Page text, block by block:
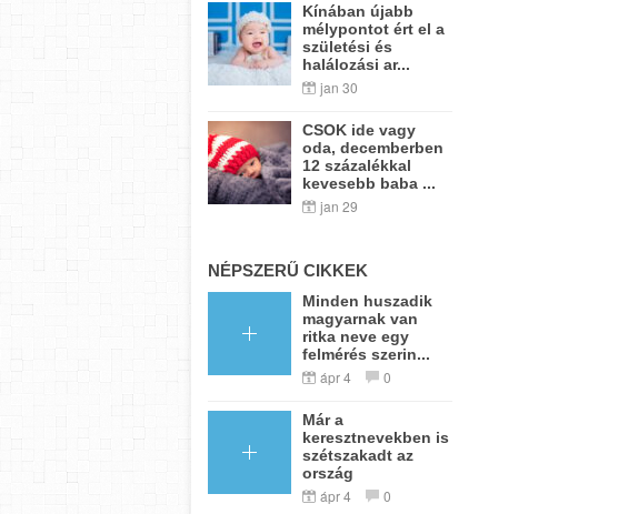
Kínában újabb
mélypontot ért el a
születési és
halálozási ar...
jan 30
CSOK ide vagy
oda, decemberben
12 százalékkal
kevesebb baba ...
jan 29
NÉPSZERŰ CIKKEK
Minden huszadik
magyarnak van
ritka neve egy
felmérés szerin...
ápr 4 0
Már a
keresztnevekben is
szétszakadt az
ország
ápr 4 0